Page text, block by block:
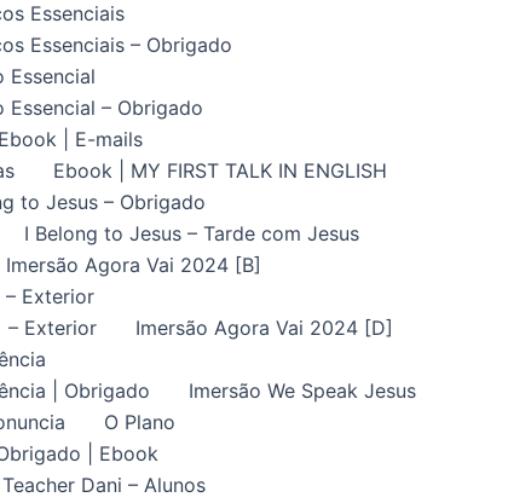
Essenciais
Essenciais – Obrigado
Essencial
– Obrigado
Ebook | E-mails
Ebook | MY FIRST TALK IN ENGLISH
to Jesus – Obrigado
I Belong to Jesus – Tarde com Jesus
Imersão Agora Vai 2024 [B]
Exterior
– Exterior
Imersão Agora Vai 2024 [D]
| Obrigado
Imersão We Speak Jesus
O Plano
| Ebook
Dani – Alunos